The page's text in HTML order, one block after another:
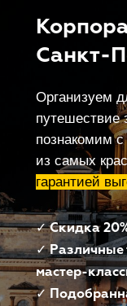
Санкт-
Организуем
путешествие
познакомим
из самых
гарантией
✓Скидка
✓Различные
мастер-
✓